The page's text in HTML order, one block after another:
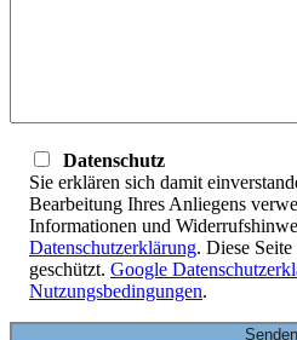
Datenschutz
Sie erklären sich damit
Bearbeitung Ihres Anliegens
Informationen und
Datenschutzerklärung. Diese
geschützt. Google
Nutzungsbedingungen.